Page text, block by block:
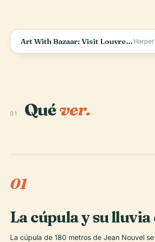
Art With Bazaar: Visit Louvre Abu Dhabi With Us
01 Quéver.
01
La cúpula y su lluvia
La cúpula de 180 metros de Jean Nouvel